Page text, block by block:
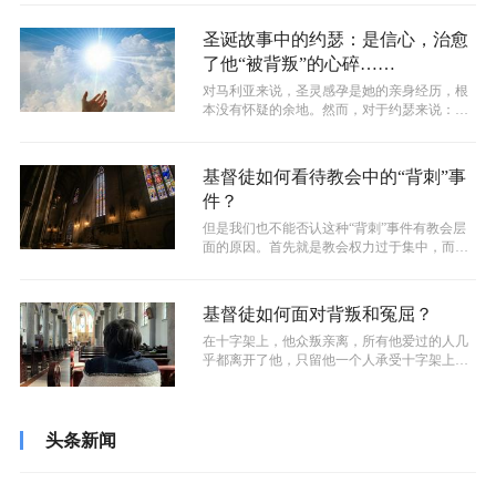
圣诞故事中的约瑟：是信心，治愈
了他“被背叛”的心碎……
对马利亚来说，圣灵感孕是她的亲身经历，根
本没有怀疑的余地。然而，对于约瑟来说：他
基督徒如何看待教会中的“背刺”事
件？
但是我们也不能否认这种“背刺”事件有教会层
面的原因。首先就是教会权力过于集中，而缺
基督徒如何面对背叛和冤屈？
在十字架上，他众叛亲离，所有他爱过的人几
乎都离开了他，只留他一个人承受十字架上的
头条新闻